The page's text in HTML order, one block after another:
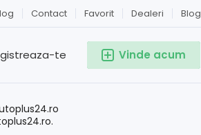
Blog
Dealeri
Favorit
Contact
Vinde acum
te